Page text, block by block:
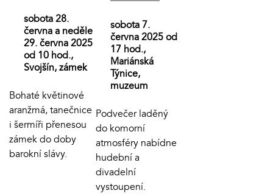
sobota 28.
června a neděle
29. června 2025
od 10 hod.,
Svojšín, zámek
Bohaté květinové
aranžmá, tanečnice
i šermíři přenesou
zámek do doby
barokní slávy.
sobota 7.
června 2025 od
17 hod.,
Mariánská
Týnice,
muzeum
Podvečer laděný
do komorní
atmosféry nabídne
hudební a
divadelní
vystoupení.